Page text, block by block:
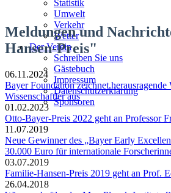
Statistik
Umwelt
Verkehr
Wetter
Der Verein
Schreiben Sie uns
Gästebuch
Impressum
Datenschutzerklärung
Sponsoren
Meldungen und
Hansen-Preis"
06.11.2024
Bayer Foundation zeichnet herausragende
Wissenschaftler aus
01.02.2023
Otto-Bayer-Preis 2022 geht an Professor
11.07.2019
Neue Gewinner des „Bayer Early
30.000 Euro für internationale
03.07.2019
Familie-Hansen-Preis 2019 geht an Prof.
26.04.2018